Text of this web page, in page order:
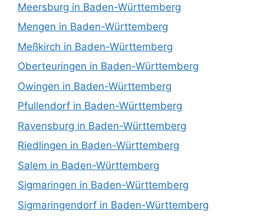
Meersburg in Baden-Württemberg
Mengen in Baden-Württemberg
Meßkirch in Baden-Württemberg
Oberteuringen in Baden-Württemberg
Owingen in Baden-Württemberg
Pfullendorf in Baden-Württemberg
Ravensburg in Baden-Württemberg
Riedlingen in Baden-Württemberg
Salem in Baden-Württemberg
Sigmaringen in Baden-Württemberg
Sigmaringendorf in Baden-Württemberg